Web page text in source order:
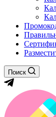
Поиск